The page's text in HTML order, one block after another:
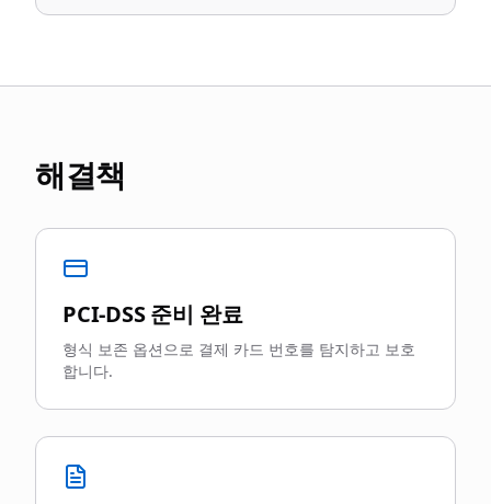
해결책
PCI-DSS 준비 완료
형식 보존 옵션으로 결제 카드 번호를 탐지하고 보호
합니다.